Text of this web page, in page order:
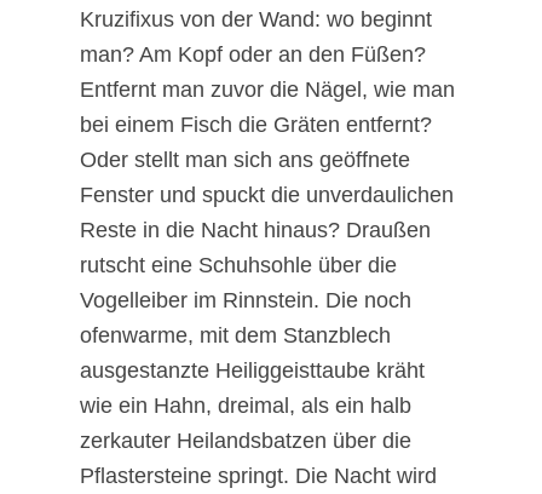
Kruzifixus von der Wand: wo beginnt
man? Am Kopf oder an den Füßen?
Entfernt man zuvor die Nägel, wie man
bei einem Fisch die Gräten entfernt?
Oder stellt man sich ans geöffnete
Fenster und spuckt die unverdaulichen
Reste in die Nacht hinaus? Draußen
rutscht eine Schuhsohle über die
Vogelleiber im Rinnstein. Die noch
ofenwarme, mit dem Stanzblech
ausgestanzte Heiliggeisttaube kräht
wie ein Hahn, dreimal, als ein halb
zerkauter Heilandsbatzen über die
Pflastersteine springt. Die Nacht wird